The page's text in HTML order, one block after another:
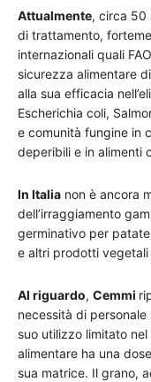
Attualmente, circa 50
di trattamento,
internazionali quali
sicurezza alimentare
alla sua efficacia
Escherichia coli,
e comunità fungine in
deperibili e in alimenti
In Italia non è ancora
dell’irraggiamento
germinativo per
e altri prodotti vegetali
Al riguardo, Cemmi
necessità di
suo utilizzo limitato
alimentare ha una
sua matrice. Il grano,